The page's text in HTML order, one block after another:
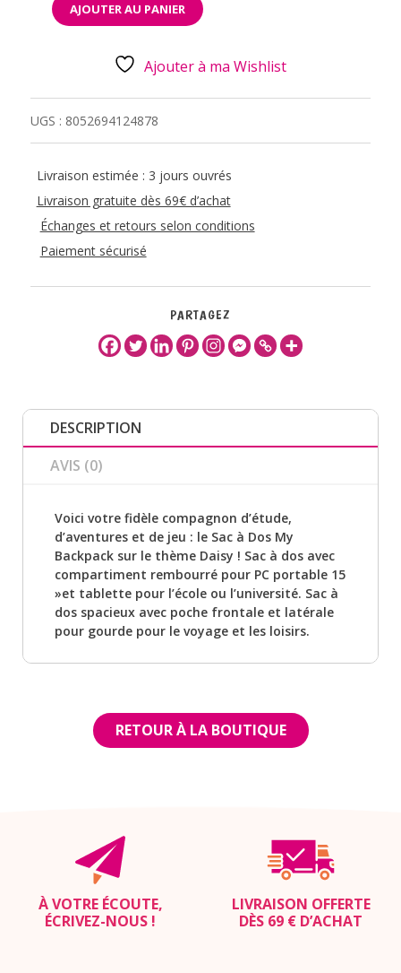
QUANTITÉ
DAISY
MY
AJOUTER AU PANIER
Ajouter à ma Wishlist
UGS : 8052694124878
Livraison estimée : 3 jours ouvrés
Livraison gratuite dès 69€ d’achat
Échanges et retours selon conditions
Paiement sécurisé
PARTAGEZ
DESCRIPTION
AVIS (0)
Voici votre fidèle compagnon d’étude,
d’aventures et de jeu : le Sac à Dos My
Backpack sur le thème Daisy ! Sac à dos avec
compartiment rembourré pour PC portable 15
»et tablette pour l’école ou l’université. Sac à
dos spacieux avec poche frontale et latérale
pour gourde pour le voyage et les loisirs.
RETOUR À LA BOUTIQUE
À VOTRE ÉCOUTE,
ÉCRIVEZ-NOUS !
LIVRAISON OFFERTE
DÈS 69 € D’ACHAT